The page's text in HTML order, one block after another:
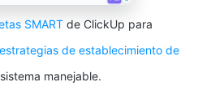
SMART de ClickUp para
estrategias de establecimiento de
manejable.